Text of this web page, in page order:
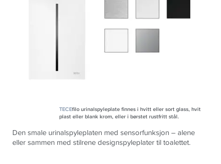
TECEfilo urinalspyleplate finnes i hvitt eller sort glass, hvit
plast eller blank krom, eller i børstet rustfritt stål.
Den smale urinalspyleplaten med sensorfunksjon – alene
eller sammen med stilrene designspyleplater til toalettet.